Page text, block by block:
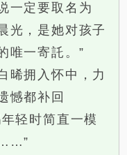
一定要取名为
光，是她对孩子
唯一寄託。”
拥入怀中，力
憾都补回
轻时简直一模
……”